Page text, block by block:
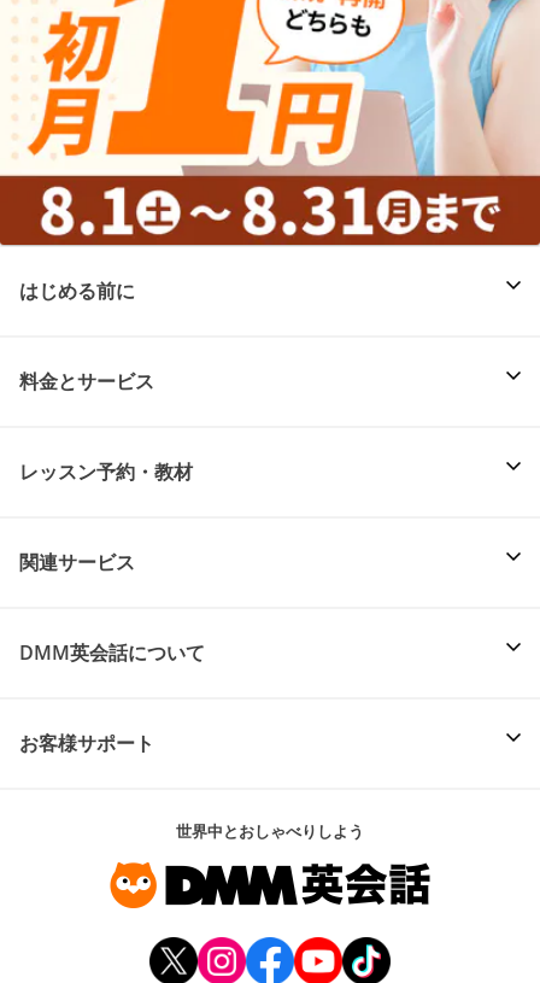
はじめる前に
料金とサービス
レッスン予約・教材
関連サービス
DMM英会話について
お客様サポート
世界中とおしゃべりしよう